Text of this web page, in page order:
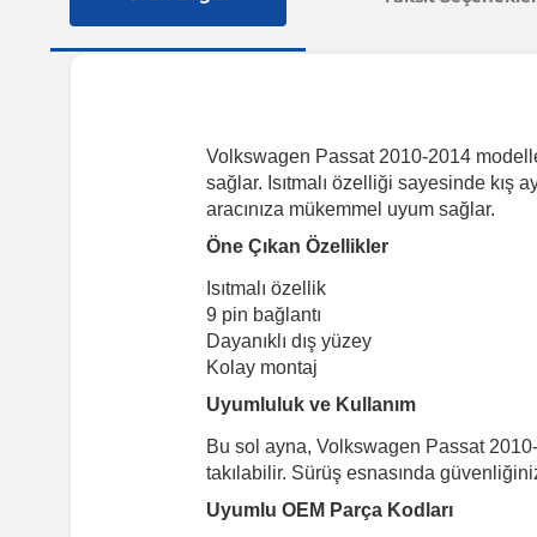
Volkswagen Passat 2010-2014
sağlar. Isıtmalı özelliği sayesinde kış
aracınıza mükemmel uyum sağlar.
Öne Çıkan Özellikler
Isıtmalı özellik
9 pin bağlantı
Dayanıklı dış yüzey
Kolay montaj
Uyumluluk ve Kullanım
Bu sol ayna, Volkswagen Passat
takılabilir. Sürüş esnasında
Uyumlu OEM Parça Kodları